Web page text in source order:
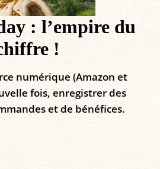
: l’empire du
!
numérique (Amazon et
fois, enregistrer des
et de bénéfices.